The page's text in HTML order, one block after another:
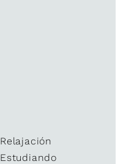
Relajación
Estudiando